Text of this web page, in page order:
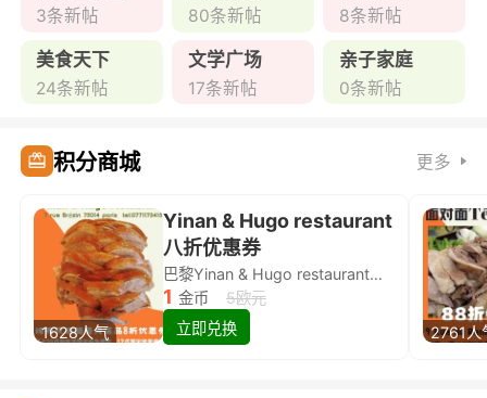
3条新帖 80条新帖 8条新帖
美食天下
24条新帖
文学广场
17条新帖
亲子家庭
0条新帖
积分商城 更多
1628人气
Yinan & Hugo restaurant
八折优惠券
巴黎Yinan & Hugo restaurant除简餐类全场8折
1 金币
5欧元
立即兑换
2761人